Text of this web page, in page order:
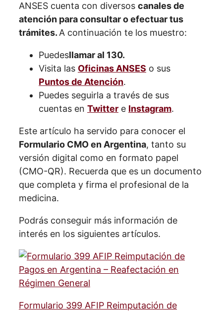
ANSES cuenta con diversos canales de
atención para consultar o efectuar tus
trámites.A continuación te los muestro:
Puedesllamar al 130.
Visita las Oficinas ANSES o sus
Puntos de Atención.
Puedes seguirla a través de sus
cuentas en Twitter e Instagram.
Este artículo ha servido para conocer el
Formulario CMO en Argentina, tanto su
versión digital como en formato papel
(CMO-QR). Recuerda que es un documento
que completa y firma el profesional de la
medicina.
Podrás conseguir más información de
interés en los siguientes artículos.
Formulario 399 AFIP Reimputación de